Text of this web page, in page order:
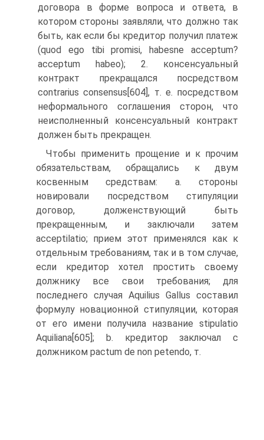
договора в форме вопроса и ответа, в
котором стороны заявляли, что должно так
быть, как если бы кредитор получил платеж
(quod ego tibi promisi, habesne acceptum?
acceptum habeo); 2. консенсуальный
контракт прекращался посредством
contrarius consensus[604], т. e. посредством
неформального соглашения сторон, что
неисполненный консенсуальный контракт
должен быть прекращен.
Чтобы применить прощение и к прочим
обязательствам, обращались к двум
косвенным средствам: а. стороны
новировали посредством стипуляции
договор, долженствующий быть
прекращенным, и заключали затем
acceptilatio; прием этот применялся как к
отдельным требованиям, так и в том случае,
если кредитор хотел простить своему
должнику все свои требования; для
последнего случая Aquilius Gallus составил
формулу новационной стипуляции, которая
от его имени получила название stipulatio
Aquiliana[605]; b. кредитор заключал с
должником pactum de non petendo, т.